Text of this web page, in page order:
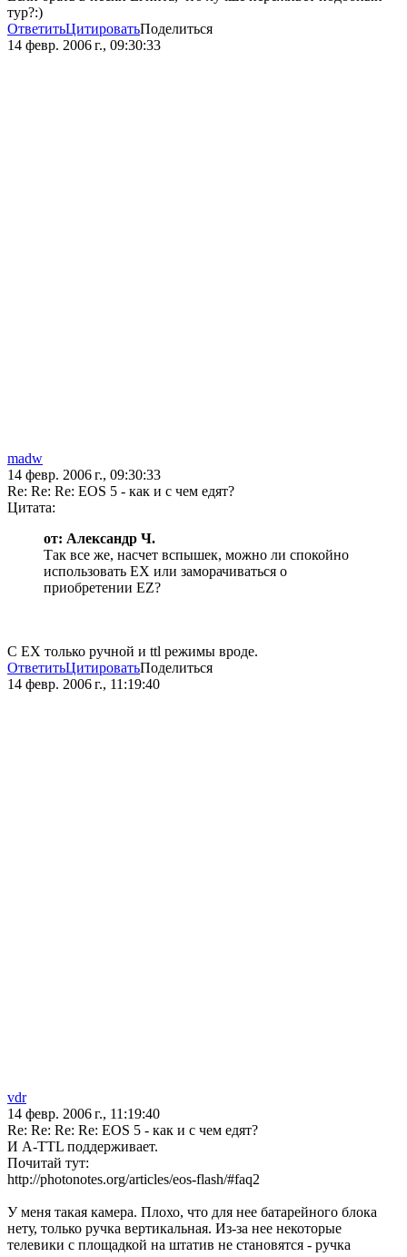
тур?:)
ОтветитьЦитироватьПоделиться
14 февр. 2006 г., 09:30:33
madw
14 февр. 2006 г., 09:30:33
Re: Re: Re: EOS 5 - как и с чем едят?
Цитата:
от: Александр Ч.
Так все же, насчет вспышек, можно ли спокойно
использовать EX или заморачиваться о
приобретении EZ?
С EX только ручной и ttl режимы вроде.
ОтветитьЦитироватьПоделиться
14 февр. 2006 г., 11:19:40
vdr
14 февр. 2006 г., 11:19:40
Re: Re: Re: Re: EOS 5 - как и с чем едят?
И A-TTL поддерживает.
Почитай тут:
http://photonotes.org/articles/eos-flash/#faq2
У меня такая камера. Плохо, что для нее батарейного блока
нету, только ручка вертикальная. Из-за нее некоторые
телевики с площадкой на штатив не становятся - ручка